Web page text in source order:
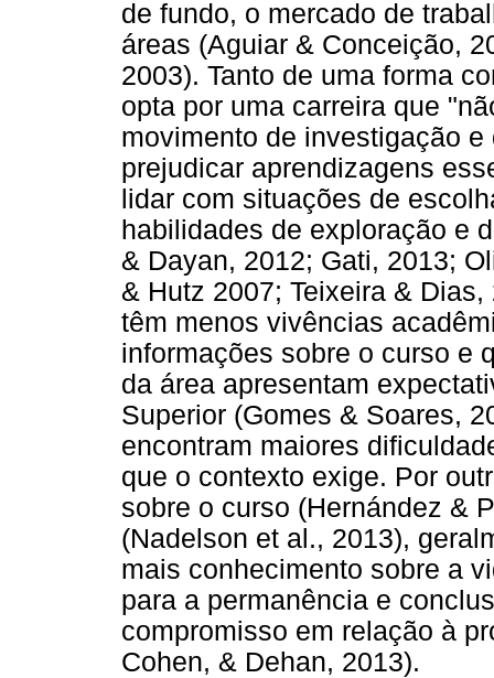
de fundo, o mercado de
áreas (Aguiar & Conceição,
2003). Tanto de uma forma
opta por uma carreira que
movimento de investigação
prejudicar aprendizagens
lidar com situações de
habilidades de exploração e
& Dayan, 2012; Gati, 2013;
& Hutz 2007; Teixeira &
têm menos vivências
informações sobre o curso e
da área apresentam
Superior (Gomes & Soares,
encontram maiores
que o contexto exige. Por
sobre o curso (Hernández &
(Nadelson et al., 2013),
mais conhecimento sobre a
para a permanência e
compromisso em relação à
Cohen, & Dehan, 2013).